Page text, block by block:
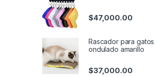
$47,000.00
Rascador para gatos
ondulado amarillo
$37,000.00